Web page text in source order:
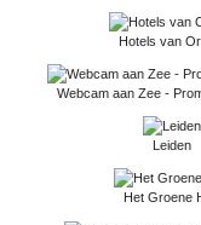
Hotels van
Webcam aan Zee -
Leiden
Het Groene